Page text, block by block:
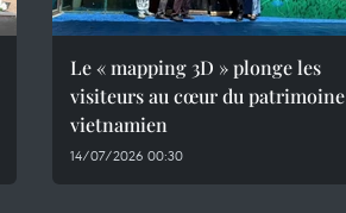
Le « mapping 3D » plonge les
visiteurs au cœur du patrimoine
vietnamien
14/07/2026 00:30